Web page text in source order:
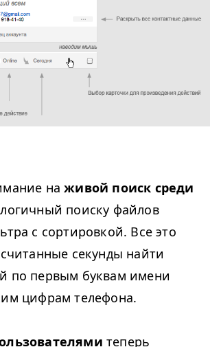
наживой поиск среди
поиску файлов
с сортировкой. Все это
секунды найти
по первым буквам имени
цифрам телефона.
теперь